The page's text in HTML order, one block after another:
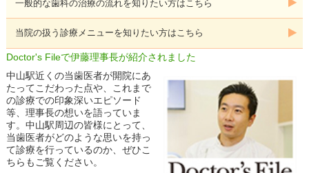
一般的な歯科の治療の流れを知りたい方はこちら
当院の扱う診療メニューを知りたい方はこちら
Doctor's Fileで伊藤理事長が紹介されました
中山駅近くの当歯医者が開院にあ
たってこだわった点や、これまで
の診療での印象深いエピソード
等、理事長の想いを語っていま
す。中山駅周辺の皆様にとって、
当歯医者がどのような思いを持っ
て診療を行っているのか、ぜひこ
ちらもご覧ください。